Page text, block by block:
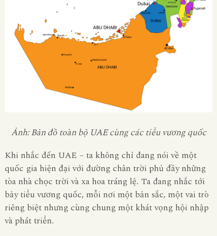
Ảnh: Bản đồ toàn bộ UAE cùng các tiểu vương quốc
Khi nhắc đến UAE – ta không chỉ đang nói về một
quốc gia hiện đại với đường chân trời phủ đầy những
tòa nhà chọc trời và xa hoa tráng lệ. Ta đang nhắc tới
bảy tiểu vương quốc, mỗi nơi một bản sắc, một vai trò
riêng biệt nhưng cùng chung một khát vọng hội nhập
và phát triển.